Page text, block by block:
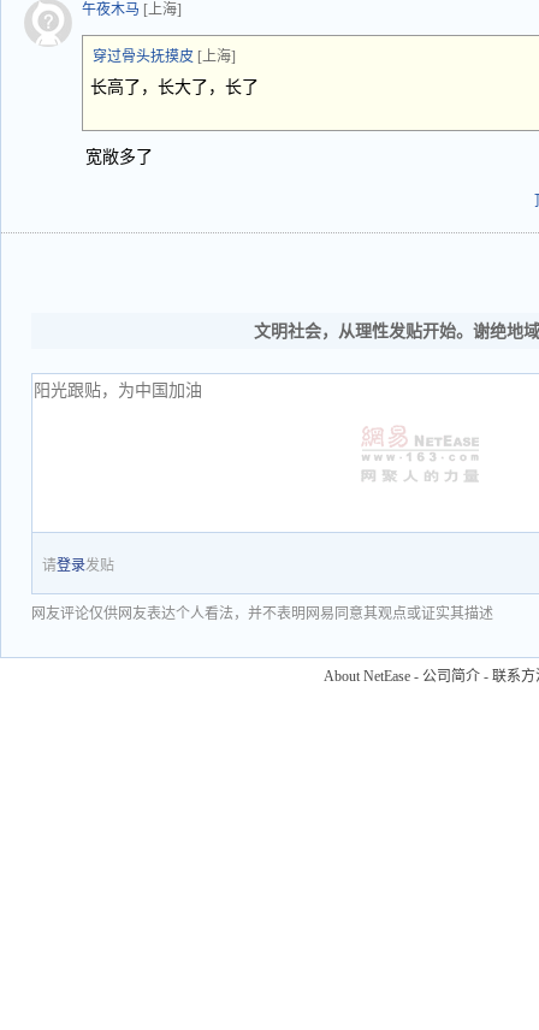
午夜木马 [上海]
穿过骨头抚摸皮 [上海]
长高了，长大了，长了
宽敞多了
文明社会，从理性发贴开始。谢绝地
请登录发贴
网友评论仅供网友表达个人看法，并不表明网易同意其观点或证实其描述
About NetEase - 公司简介 - 联系方